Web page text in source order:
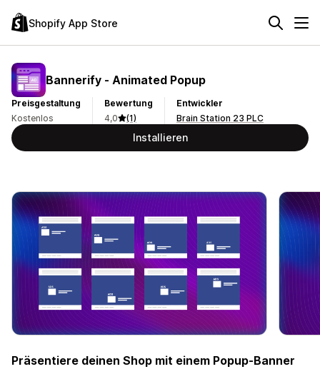
Shopify App Store
Bannerify ‑ Animated Popup
Preisgestaltung
Kostenlos
Bewertung
4,0
(1)
Entwickler
Brain Station 23 PLC
Installieren
Präsentiere deinen Shop mit einem Popup-Banner